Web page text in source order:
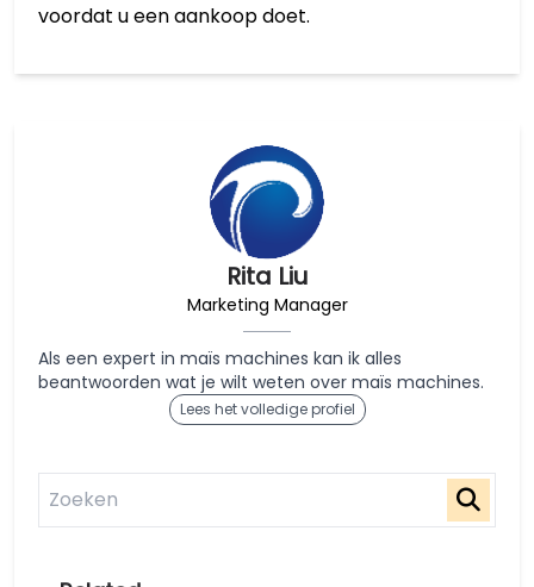
Rita Liu
Marketing Manager
Als een expert in maïs machines kan ik alles
beantwoorden wat je wilt weten over maïs machines.
Lees het volledige profiel
voordat u een aankoop doet.